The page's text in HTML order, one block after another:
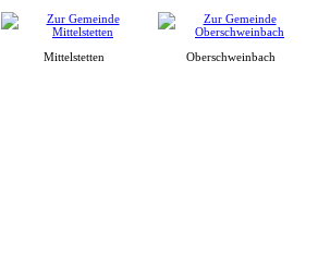
Mittelstetten Oberschweinbach